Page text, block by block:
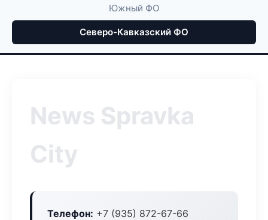
Южный ФО
Северо-Кавказский ФО
News Spravka
City
Телефон: +7 (935) 872-67-66